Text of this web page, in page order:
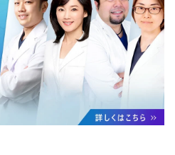
個人情報を、厳正な管理の下
人情報への不正アクセス・紛
洩等を防止するため、必要か
理的・技術的防御措置を講じ
いて】
的】達成に必要な範囲で、取
ことがあります。
は、一般社団法人メディカル